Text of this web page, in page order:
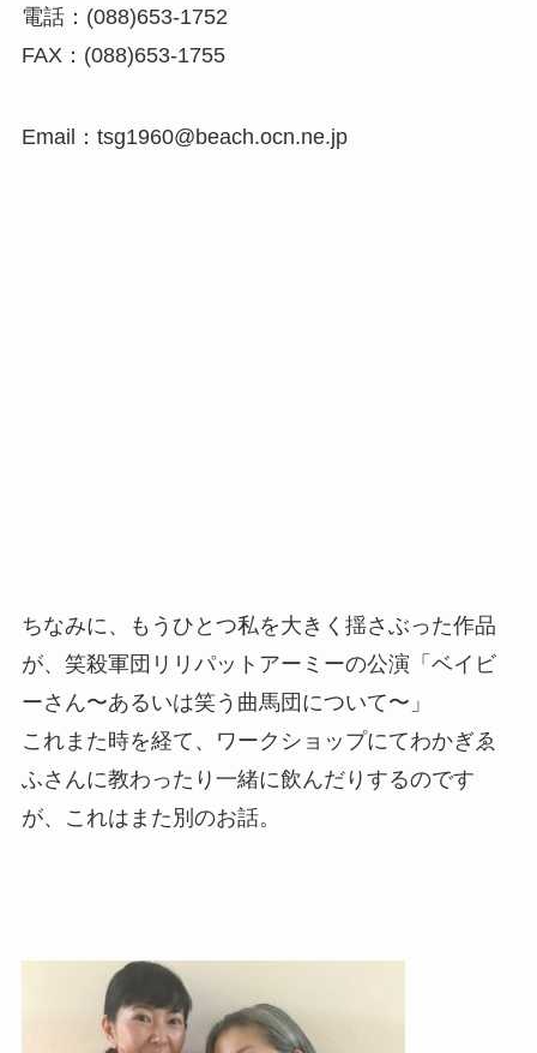
電話：(088)653-1752
FAX：(088)653-1755
Email：tsg1960@beach.ocn.ne.jp
ちなみに、もうひとつ私を大きく揺さぶった作品
が、 笑殺軍団リリパットアーミーの公演「ベイビ
ーさん〜あるいは笑う曲馬団について〜」
これまた時を経て、ワークショップにてわかぎゑ
ふさんに教わったり一緒に飲んだりするのです
が、これはまた別のお話。